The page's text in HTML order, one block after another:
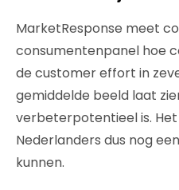
MarketResponse meet
consumentenpanel hoe
de customer effort in
gemiddelde beeld laat
verbeterpotentieel is.
Nederlanders dus nog
kunnen.